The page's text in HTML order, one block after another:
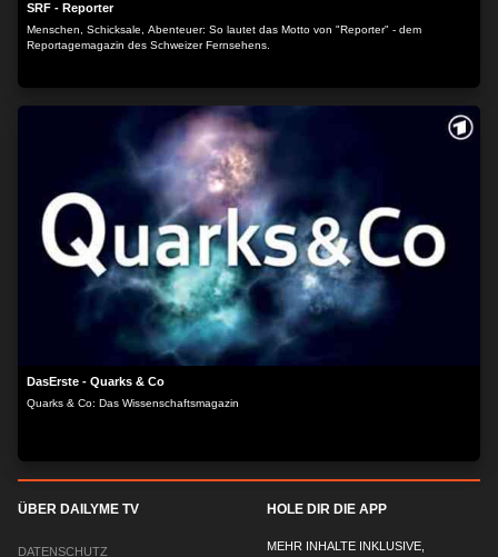
SRF - Reporter
Menschen, Schicksale, Abenteuer: So lautet das Motto von "Reporter" - dem
Reportagemagazin des Schweizer Fernsehens.
DasErste - Quarks & Co
Quarks & Co: Das Wissenschaftsmagazin
ÜBER DAILYME TV
DATENSCHUTZ
HOLE DIR DIE APP
MEHR INHALTE INKLUSIVE,